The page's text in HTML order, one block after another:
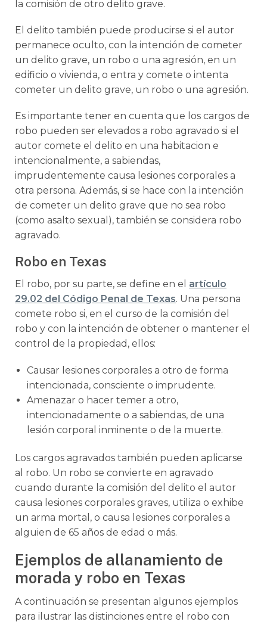
la comisión de otro delito grave.
El delito también puede producirse si el autor
permanece oculto, con la intención de cometer
un delito grave, un robo o una agresión, en un
edificio o vivienda, o entra y comete o intenta
cometer un delito grave, un robo o una agresión.
Es importante tener en cuenta que los cargos de
robo pueden ser elevados a robo agravado si el
autor comete el delito en una habitacion e
intencionalmente, a sabiendas,
imprudentemente causa lesiones corporales a
otra persona. Además, si se hace con la intención
de cometer un delito grave que no sea robo
(como asalto sexual), también se considera robo
agravado.
Robo en Texas
El robo, por su parte, se define en el artículo
29.02 del Código Penal de Texas. Una persona
comete robo si, en el curso de la comisión del
robo y con la intención de obtener o mantener el
control de la propiedad, ellos:
Causar lesiones corporales a otro de forma
intencionada, consciente o imprudente.
Amenazar o hacer temer a otro,
intencionadamente o a sabiendas, de una
lesión corporal inminente o de la muerte.
Los cargos agravados también pueden aplicarse
al robo. Un robo se convierte en agravado
cuando durante la comisión del delito el autor
causa lesiones corporales graves, utiliza o exhibe
un arma mortal, o causa lesiones corporales a
alguien de 65 años de edad o más.
Ejemplos de allanamiento de
morada y robo en Texas
A continuación se presentan algunos ejemplos
para ilustrar las distinciones entre el robo con